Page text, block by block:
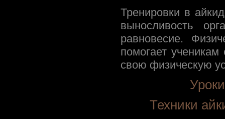
Тренировки в
выносливость
равновесие.
помогает
свою физическую
Техники